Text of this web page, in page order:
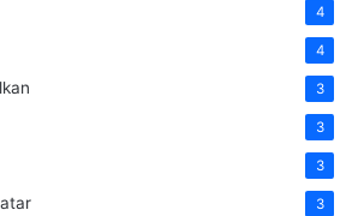
4
4
3
3
3
3